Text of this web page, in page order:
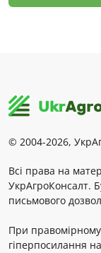
© 2004-2026,
Всі права на
УкрАгроКонсалт.
письмового
При правомірному
гіперпосилання на